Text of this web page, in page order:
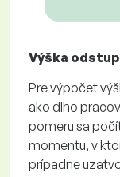
Výška
Pre výpočet
ako dlho
pomeru sa
momentu, v
prípadne